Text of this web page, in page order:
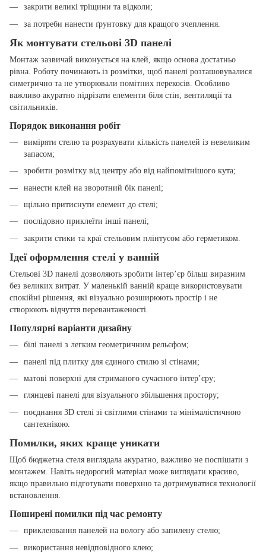
закрити великі тріщини та відколи;
за потреби нанести ґрунтовку для кращого зчеплення.
Як монтувати стельові 3D панелі
Монтаж зазвичай виконується на клей, якщо основа достатньо
рівна. Роботу починають із розмітки, щоб панелі розташовувалися
симетрично та не утворювали помітних перекосів. Особливо
важливо акуратно підрізати елементи біля стін, вентиляції та
світильників.
Порядок виконання робіт
виміряти стелю та розрахувати кількість панелей із невеликим
запасом;
зробити розмітку від центру або від найпомітнішого кута;
нанести клей на зворотний бік панелі;
щільно притиснути елемент до стелі;
послідовно приклеїти інші панелі;
закрити стики та краї стельовим плінтусом або герметиком.
Ідеї оформлення стелі у ванній
Стельові 3D панелі дозволяють зробити інтер’єр більш виразним
без великих витрат. У маленькій ванній краще використовувати
спокійні рішення, які візуально розширюють простір і не
створюють відчуття перевантаженості.
Популярні варіанти дизайну
білі панелі з легким геометричним рельєфом;
панелі під плитку для єдиного стилю зі стінами;
матові поверхні для стриманого сучасного інтер’єру;
глянцеві панелі для візуального збільшення простору;
поєднання 3D стелі зі світлими стінами та мінімалістичною
сантехнікою.
Помилки, яких краще уникати
Щоб бюджетна стеля виглядала акуратно, важливо не поспішати з
монтажем. Навіть недорогий матеріал може виглядати красиво,
якщо правильно підготувати поверхню та дотримуватися технології
встановлення.
Поширені помилки під час ремонту
приклеювання панелей на вологу або запилену стелю;
використання невідповідного клею;